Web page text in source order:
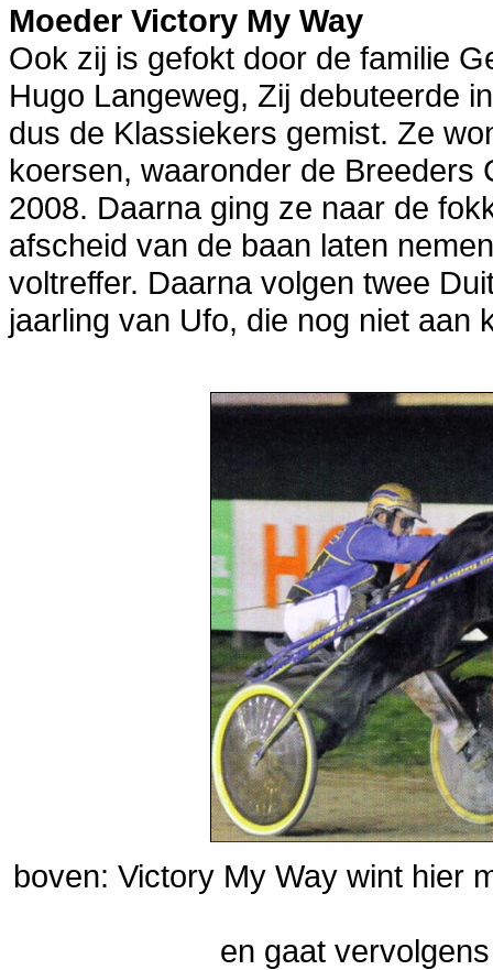
Moeder Victory My Way
Ook zij is gefokt door de familie
Hugo Langeweg, Zij debuteerde
dus de Klassiekers gemist. Ze
koersen, waaronder de Breeders
2008. Daarna ging ze naar de
afscheid van de baan laten
voltreffer. Daarna volgen twee
jaarling van Ufo, die nog niet aan
boven: Victory My Way wint hier
en gaat